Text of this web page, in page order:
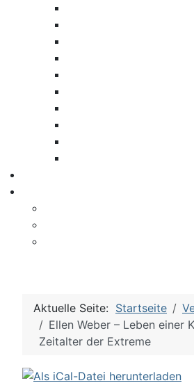
Aktuelle Seite: Startseite
Ellen Weber – Leben einer
Zeitalter der Extreme